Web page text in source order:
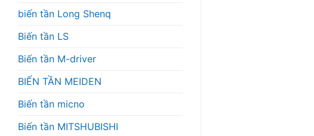
biến tần Long Shenq
Biến tần LS
Biến tần M-driver
BIẾN TẦN MEIDEN
Biến tần micno
Biến tần MITSHUBISHI